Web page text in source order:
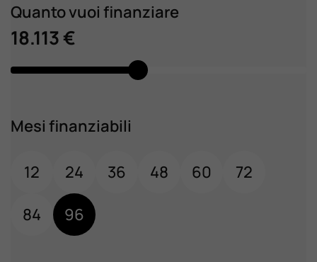
Quanto vuoi finanziare
18.113 €
Mesi finanziabili
12 24 36 48 60
72
84
96